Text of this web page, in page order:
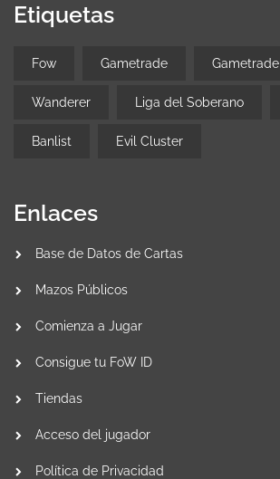
Etiquetas
Fow Gametrade Gametrade
Wanderer Liga del Soberano
Banlist Evil Cluster
Enlaces
Base de Datos de Cartas
Mazos Públicos
Comienza a Jugar
Consigue tu FoW ID
Tiendas
Acceso del jugador
Política de Privacidad